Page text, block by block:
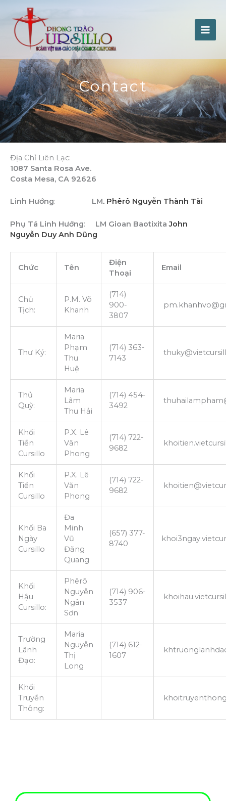
content
Contact
Địa Chỉ Liên Lạc:
1087 Santa Rosa Ave.
Costa Mesa, CA 92626
Linh Hướng: LM. Phêrô Nguyễn Thành Tài
Phụ Tá Linh Hướng: LM Gioan BaotixitaJohn
Nguyễn Duy Anh Dũng
Chức Tên
Điện
Thoại
Email
Chủ
Tịch:
P.M. Võ
Khanh
(714)
900-
3807
Thư Ký:
Maria
Phạm
Thu
Huệ
(714) 363-
7143
Thủ
Quỹ:
Maria
Lâm
Thu Hải
(714) 454-
3492
Khối
Tiền
Cursillo
P.X. Lê
Văn
Phong
(714) 722-
9682
Khối
Tiền
Cursillo
P.X. Lê
Văn
Phong
(714) 722-
9682
Khối Ba
Ngày
Cursillo
Đa
Minh
Vũ
Đăng
Quang
(657) 377-
8740
Khối
Hậu
Cursillo:
Phêrô
Nguyễn
Ngân
Sơn
(714) 906-
3537
Trường
Lãnh
Đạo:
Maria
Nguyễn
Thị
Long
(714) 612-
1607
Khối
Truyền
Thông: